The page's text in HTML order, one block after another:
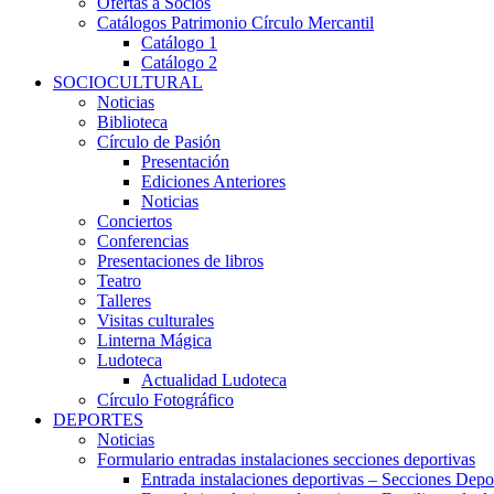
Catálogos Patrimonio Círculo Mercantil
Catálogo 1
Catálogo 2
SOCIOCULTURAL
Noticias
Biblioteca
Círculo de Pasión
Presentación
Ediciones Anteriores
Noticias
Conciertos
Conferencias
Presentaciones de libros
Teatro
Talleres
Visitas culturales
Linterna Mágica
Ludoteca
Actualidad Ludoteca
Círculo Fotográfico
DEPORTES
Noticias
Formulario entradas instalaciones secciones deportivas
Entrada instalaciones deportivas – Secciones